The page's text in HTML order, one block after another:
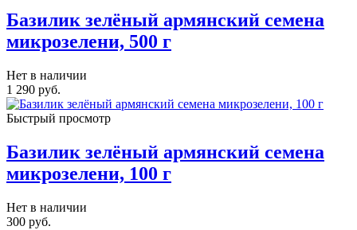
Базилик зелёный армянский семена
микрозелени, 500 г
Нет в наличии
1 290 руб.
Быстрый просмотр
Базилик зелёный армянский семена
микрозелени, 100 г
Нет в наличии
300 руб.